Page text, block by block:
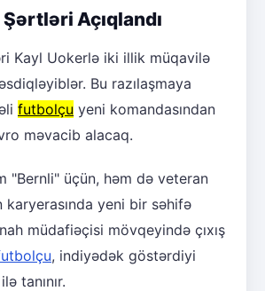
Açıqlandı
Kayl Uokerlə iki illik müqavilə
Bu razılaşmaya
futbolçu yeni komandasından
məvacib alacaq.
"Bernli" üçün, həm də veteran
karyerasında yeni bir səhifə
müdafiəçisi mövqeyində çıxış
, indiyədək göstərdiyi
tanınır.